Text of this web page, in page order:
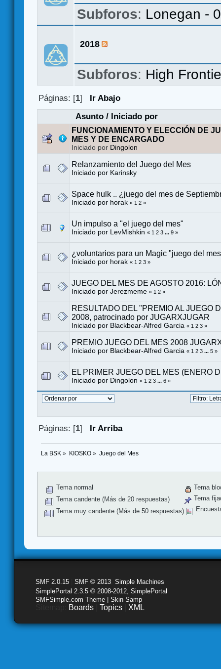
Subforos: Lonegan -
2018
Subforos: High
Páginas: [1]
Ir Abajo
Asunto/ Iniciado por
FUNCIONAMIENTO Y ELECCIÓN DE
MES Y DE ENCARGADO
Iniciado por Dingolon
Relanzamiento del Juego del Mes
Iniciado por Karinsky
Space hulk .. ¿juego del mes de
Iniciado por horak « 1 2 »
Un impulso a "el juego del mes"
Iniciado por LevMishkin « 1 2 3 ... 9 »
¿voluntarios para un Magic "juego del
Iniciado por horak « 1 2 3 »
JUEGO DEL MES DE AGOSTO 2016:
Iniciado por Jerezmeme « 1 2 »
RESULTADO DEL "PREMIO AL JUEGO
2008, patrocinado por JUGARXJUGAR
Iniciado por Blackbear-Alfred Garcia « 1 2 3 »
PREMIO JUEGO DEL MES 2008
Iniciado por Blackbear-Alfred Garcia « 1 2 3 ... 5 »
EL PRIMER JUEGO DEL MES (ENERO
Iniciado por Dingolon « 1 2 3 ... 6 »
Páginas: [1] Ir Arriba
La BSK » KIOSKO» Juego del Mes
Tema normal
Tema candente (Más de 20 respuestas)
Tema muy candente (Más de 50 respuestas)
Tema
Tema
SMF 2.0.15 SMF © 2013 Simple Machines
SimplePortal 2.3.5 © 2008-2012, SimplePortal
SMFSimple.com Theme | Skin Samp
Boards Topics XML